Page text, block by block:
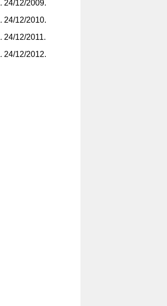
24/12/2009.
24/12/2010.
24/12/2011.
24/12/2012.